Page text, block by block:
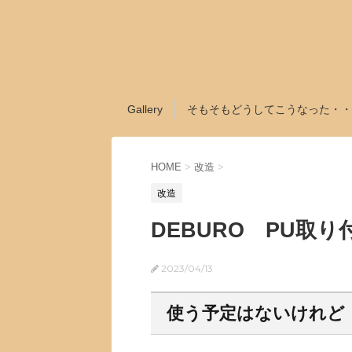
Gallery そもそもどうしてこうなった・
HOME > 改造 >
改造
DEBURO PU取り
2023/04/13
使う予定はないけれど